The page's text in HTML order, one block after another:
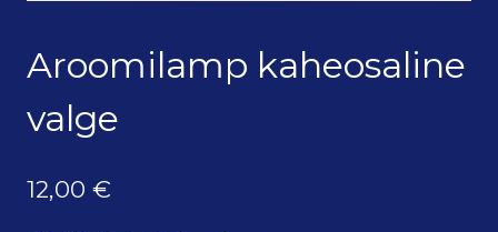
Aroomilamp kaheosaline
valge
12,00 €